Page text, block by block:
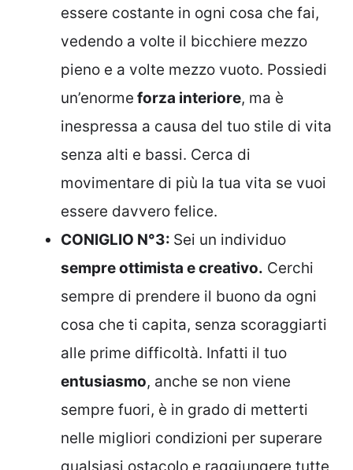
essere costante in ogni cosa che fai,
vedendo a volte il bicchiere mezzo
pieno e a volte mezzo vuoto. Possiedi
un’enorme forza interiore, ma è
inespressa a causa del tuo stile di vita
senza alti e bassi. Cerca di
movimentare di più la tua vita se vuoi
essere davvero felice.
CONIGLIO N°3: Sei un individuo
sempre ottimista e creativo. Cerchi
sempre di prendere il buono da ogni
cosa che ti capita, senza scoraggiarti
alle prime difficoltà. Infatti il tuo
entusiasmo, anche se non viene
sempre fuori, è in grado di metterti
nelle migliori condizioni per superare